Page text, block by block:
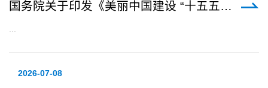
国务院关于印发《美丽中国建设 “十五五”规划》的通知
2026-07-08